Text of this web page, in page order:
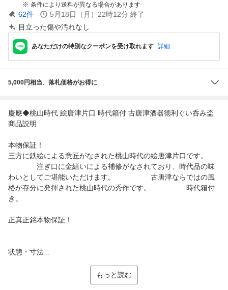
条件により送料が異なる場合があります
62件 5月18日（月）22時12分 終了
目立った傷や汚れなし
あなただけの特別なクーポンを受け取れます 詳細
5,000円相当、落札価格がお得に
慶應◆桃山時代 絵唐津片口 時代箱付 古唐津酒器徳利ぐい呑み盃
商品説明
本物保証！
三方に鉄絵による意匠がなされた桃山時代の絵唐津片口です。
注ぎ口に金繕いによる補修がなされており、時代品の味
わいとしてご堪能いただけます。 古唐津ならではの風
格が存分に発揮された桃山時代の秀作です。 時代箱付
き。
正真正銘本物保証！
状態・寸法...
もっと読む